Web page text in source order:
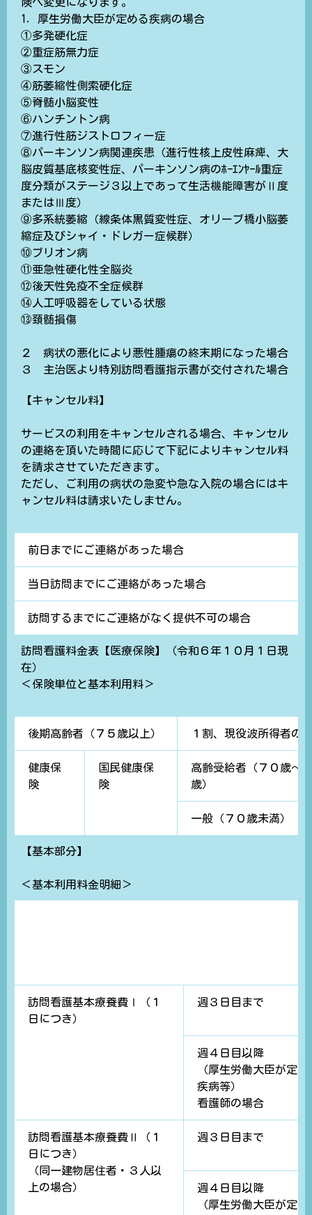
1．厚生労働大臣が定める疾病の場合
①多発硬化症
②重症筋無力症
③スモン
④筋萎縮性側索硬化症
⑤脊髄小脳変性
⑥ハンチントン病
⑦進行性筋ジストロフィー症
⑧パーキンソン病関連疾患（進行性核上皮性麻痺、大
脳皮質基底核変性症、パーキンソン病のﾎｰｴﾝﾔｰﾙ重症
度分類がステージ３以上であって生活機能障害がⅡ度
またはⅢ度）
⑨多系統萎縮（線条体黒質変性症、オリーブ橋小脳萎
縮症及びシャイ・ドレガー症候群）
⑩ブリオン病
⑪亜急性硬化性全脳炎
⑫後天性免疫不全症候群
⑭人工呼吸器をしている状態
⑬頚髄損傷
２ 病状の悪化により悪性腫瘍の終末期になった場合
３ 主治医より特別訪問看護指示書が交付された場合
【キャンセル料】
サービスの利用をキャンセルされる場合、キャンセル
の連絡を頂いた時間に応じて下記によりキャンセル料
を請求させていただきます。
ただし、ご利用の病状の急変や急な入院の場合にはキ
ャンセル料は請求いたしません。
前日までにご連絡があった場合
当日訪問までにご連絡があった場合
訪問するまでにご連絡がなく提供不可の場合
訪問看護料金表【医療保険】（令和６年１０月１日現
在）
＜保険単位と基本利用料＞
後期高齢者（７５歳以上） １割、現役波所得者
健康保
険
国民健康保
険
高齢受給者（７０歳～
歳）
一般（７０歳未満）
【基本部分】
＜基本利用料金明細＞
訪問看護基本療養費Ⅰ（１
日につき）
週３日目まで
週４日目以降
（厚生労働大臣が定め
疾病等）
看護師の場合
訪問看護基本療養費Ⅱ（１
日につき）
（同一建物居住者・３人以
上の場合）
週３日目まで
週４日目以降
（厚生労働大臣が定め